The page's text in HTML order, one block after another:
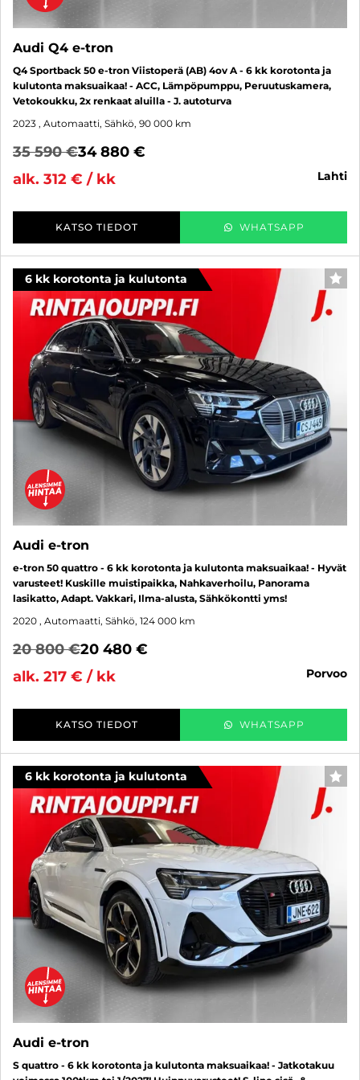
Audi Q4 e-tron
Q4 Sportback 50 e-tron Viistoperä (AB) 4ov A - 6 kk korotonta ja
kulutonta maksuaikaa! - ACC, Lämpöpumppu, Peruutuskamera,
Vetokoukku, 2x renkaat aluilla - J. autoturva
2023 , Automaatti, Sähkö, 90 000 km
35 590 €34 880 €
alk. 312 € / kk
lahti
KATSO TIEDOT WHATSAPP
6 kk korotonta ja kulutonta
Audi e-tron
e-tron 50 quattro - 6 kk korotonta ja kulutonta maksuaikaa! - Hyvät
varusteet! Kuskille muistipaikka, Nahkaverhoilu, Panorama
lasikatto, Adapt. Vakkari, Ilma-alusta, Sähkökontti yms!
2020 , Automaatti, Sähkö, 124 000 km
20 800 €20 480 €
alk. 217 € / kk
porvoo
KATSO TIEDOT WHATSAPP
6 kk korotonta ja kulutonta
Audi e-tron
S quattro - 6 kk korotonta ja kulutonta maksuaikaa! - Jatkotakuu